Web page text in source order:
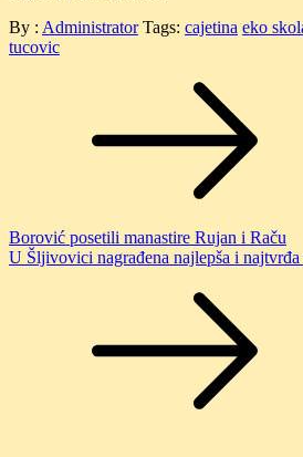
By : AdministratorTags: cajetina eko
tucovic
Borović posetili manastire Rujan i Raču
U Šljivovici nagrađena najlepša i najtvrđa